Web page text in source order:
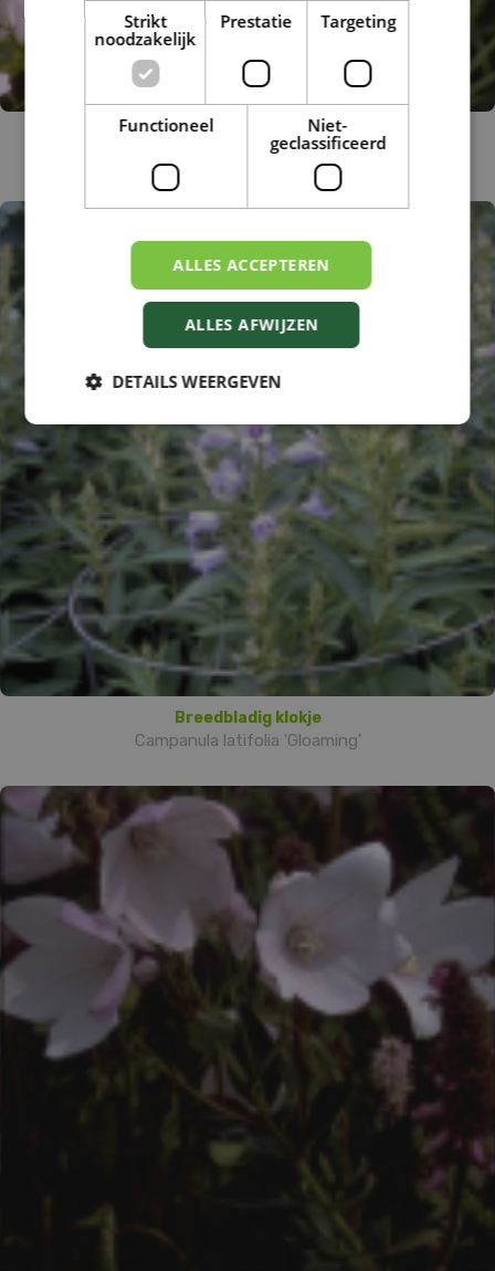
Breed klokje
Campanula latifolia 'Alba'
Breedbladig klokje
Campanula latifolia 'Gloaming'
Strikt
noodzakelijk
Prestatie Targeting
Functioneel
Niet-
geclassificeerd
ALLES ACCEPTEREN
ALLES AFWIJZEN
DETAILS WEERGEVEN